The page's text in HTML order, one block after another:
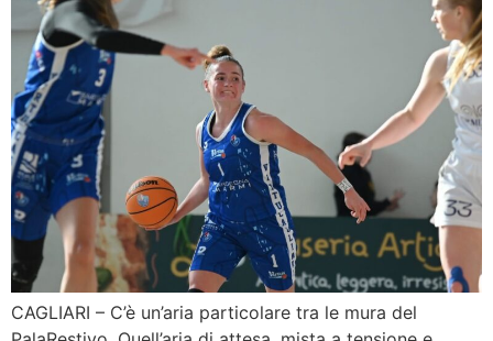
CAGLIARI – C’è un’aria particolare tra le mura del